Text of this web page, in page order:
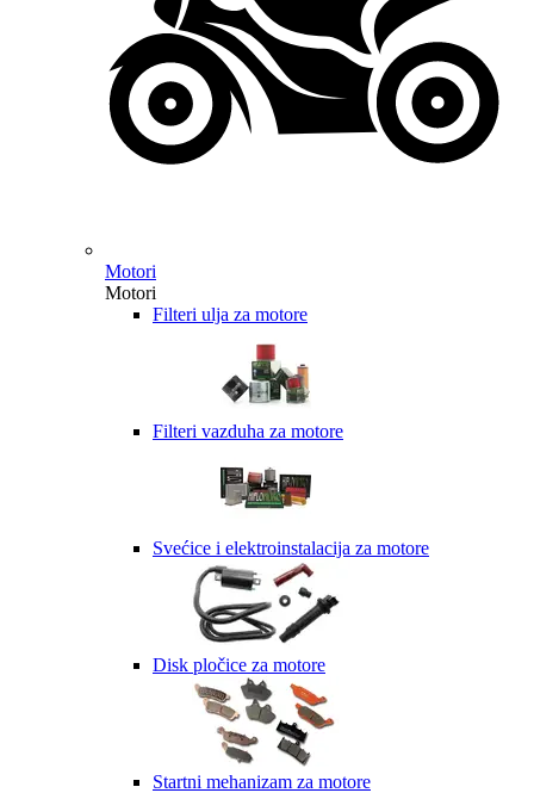
Motori
Motori
Filteri ulja za motore
Filteri vazduha za motore
Svećice i elektroinstalacija za motore
Disk pločice za motore
Startni mehanizam za motore